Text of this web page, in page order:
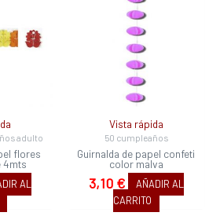
adulto
flores
4mts
AL
Vista rápida
50 cumpleaños
Guirnalda de papel confeti
color malva
3,10 €
AÑADIR AL
CARRITO